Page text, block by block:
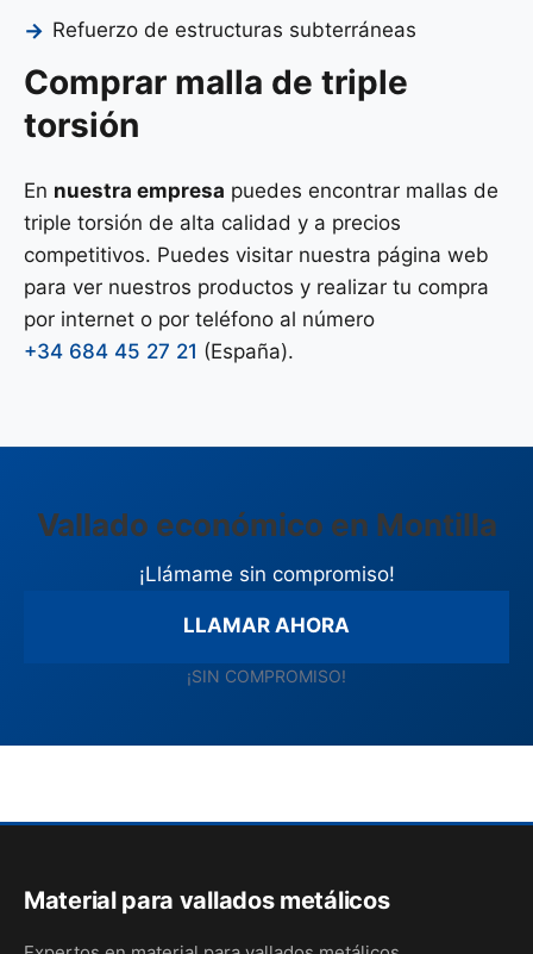
Refuerzo de estructuras subterráneas
Comprar malla de triple
torsión
En nuestra empresa puedes encontrar mallas de
triple torsión de alta calidad y a precios
competitivos. Puedes visitar nuestra página web
para ver nuestros productos y realizar tu compra
por internet o por teléfono al número
+34 684 45 27 21 (España).
Vallado económico en Montilla
¡Llámame sin compromiso!
LLAMAR AHORA
¡SIN COMPROMISO!
Material para vallados metálicos